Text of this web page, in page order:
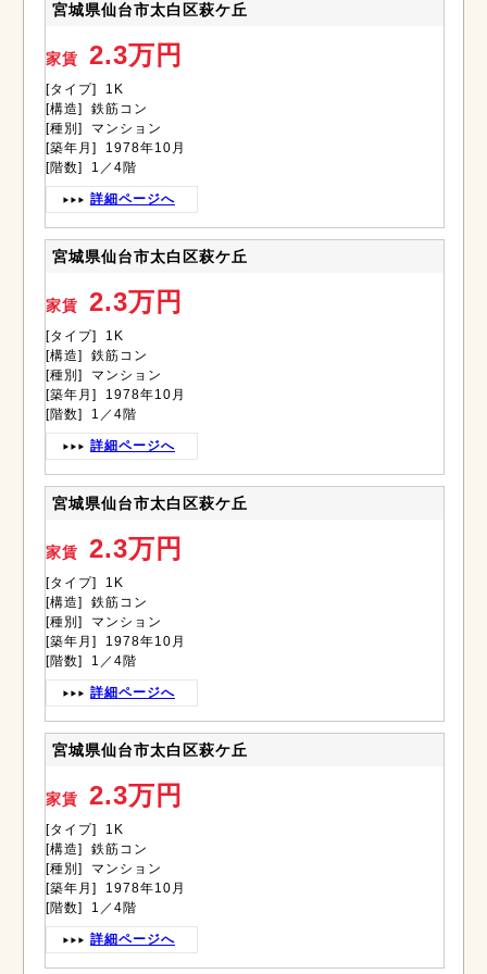
宮城県仙台市太白区萩ケ丘
家賃 2.3万円
[タイプ] 1K
[構造] 鉄筋コン
[種別] マンション
[築年月] 1978年10月
[階数] 1／4階
詳細ページへ
宮城県仙台市太白区萩ケ丘
家賃 2.3万円
[タイプ] 1K
[構造] 鉄筋コン
[種別] マンション
[築年月] 1978年10月
[階数] 1／4階
詳細ページへ
宮城県仙台市太白区萩ケ丘
家賃 2.3万円
[タイプ] 1K
[構造] 鉄筋コン
[種別] マンション
[築年月] 1978年10月
[階数] 1／4階
詳細ページへ
宮城県仙台市太白区萩ケ丘
家賃 2.3万円
[タイプ] 1K
[構造] 鉄筋コン
[種別] マンション
[築年月] 1978年10月
[階数] 1／4階
詳細ページへ